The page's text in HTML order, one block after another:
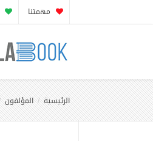
مهمتنا
الرئيسية المؤلفون